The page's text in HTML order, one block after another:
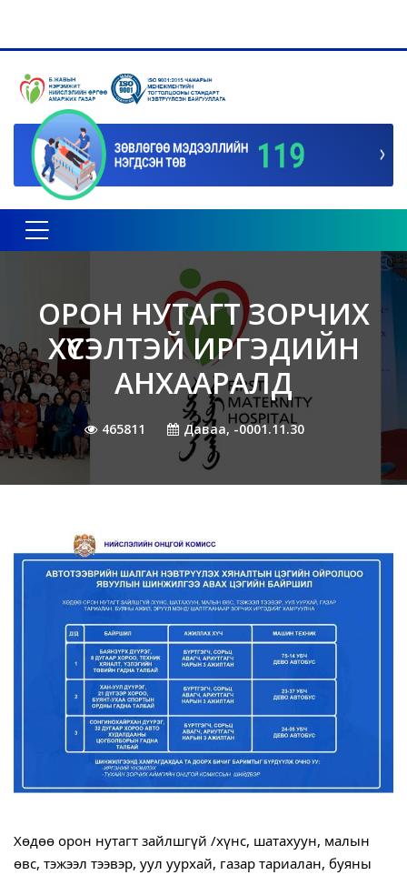
Toggle navigation
ОРОН НУТАГТ ЗОРЧИХ
ХҮСЭЛТЭЙ ИРГЭДИЙН
АНХААРАЛД
465811 Даваа, -0001.11.30
Хөдөө орон нутагт зайлшгүй /хүнс, шатахуун, малын
өвс, тэжээл тээвэр, уул уурхай, газар тариалан, буяны